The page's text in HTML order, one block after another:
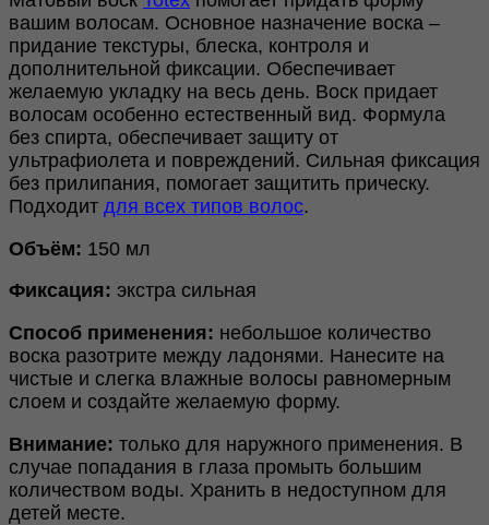
вашим волосам. Основное назначение воска –
придание текстуры, блеска, контроля и
дополнительной фиксации. Обеспечивает
желаемую укладку на весь день. Воск придает
волосам особенно естественный вид. Формула
без спирта, обеспечивает защиту от
ультрафиолета и повреждений. Сильная фиксация
без прилипания, помогает защитить прическу.
Подходит для всех типов волос.
Объём: 150 мл
Фиксация: экстра сильная
Способ применения: небольшое количество
воска разотрите между ладонями. Нанесите на
чистые и слегка влажные волосы равномерным
слоем и создайте желаемую форму.
Внимание: только для наружного применения. В
случае попадания в глаза промыть большим
количеством воды. Хранить в недоступном для
детей месте.